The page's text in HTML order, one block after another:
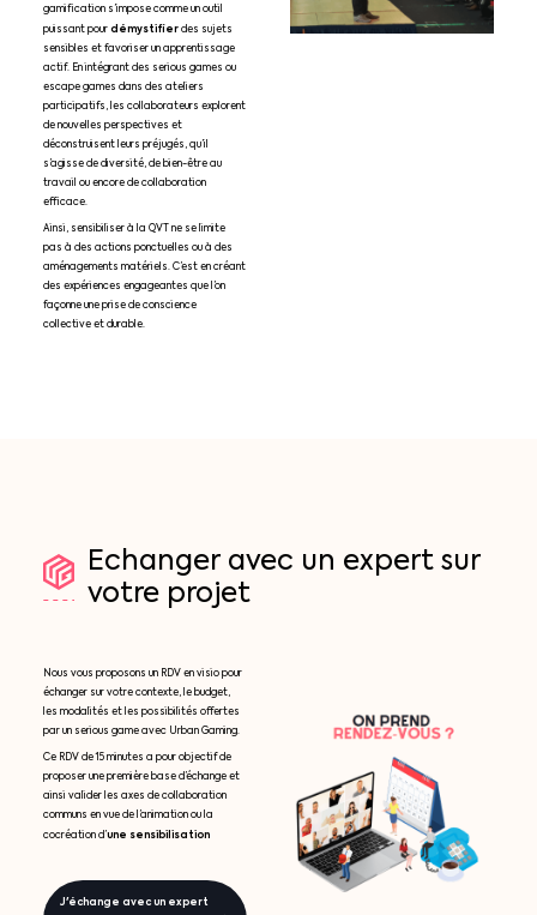
gamification s’impose comme un outil
puissant pourdémystifierdes sujets
sensibles et favoriser un apprentissage
actif. En intégrant des serious games ou
escape games dans des ateliers
participatifs, les collaborateurs explorent
de nouvelles perspectives et
déconstruisent leurs préjugés, qu’il
s’agisse de diversité, de bien-être au
travail ou encore de collaboration
efficace.
Ainsi, sensibiliser à la QVT ne se limite
pas à des actions ponctuelles ou à des
aménagements matériels. C’est en créant
des expériences engageantes que l’on
façonne une prise de conscience
collective et durable.
Echanger avec un expert sur
votre projet
Nous vous proposons un RDV en visio pour
échanger sur votre contexte, le budget,
les modalités et les possibilités offertes
par un serious game avec Urban Gaming.
Ce RDV de 15 minutes a pour objectif de
proposer une première base d’échange et
ainsi valider les axes de collaboration
communs en vue de l’animation ou la
cocréation d’une sensibilisation
J'échange avec un expert